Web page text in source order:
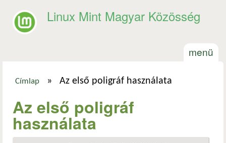
Linux Mint Magyar Közösség
menü
Címlap » Az első poligráf használata
Az első poligráf
használata